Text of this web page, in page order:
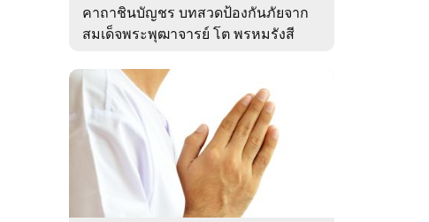
คาถาชินบัญชร บทสวดป้องกันภัยจาก
สมเด็จพระพุฒาจารย์ โต พรหมรังสี